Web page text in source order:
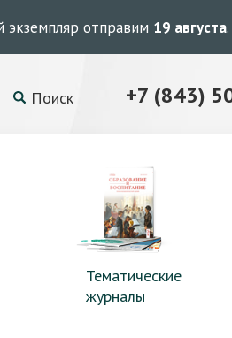
экземпляр отправим 19 августа.
Поиск +7 (843)
Тематические
журналы